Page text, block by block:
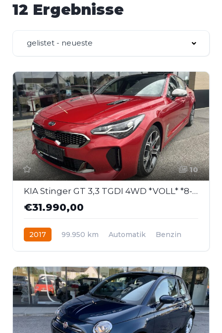
12 Ergebnisse
gelistet - neueste
10
KIA Stinger GT 3,3 TGDI 4WD *VOLL* *8-Fach*
€31.990,00
2017 99.950 km Automatik
Benzin